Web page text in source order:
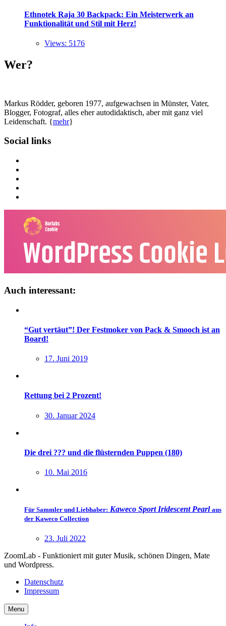
Ethnotek Raja 30 Backpack: Ein Meisterwerk an
Funktionalität und Stil mit Herz!
Views: 5176
Wer?
Markus Rödder, geboren 1977, aufgewachsen in Münster, Vater,
Blogger, Fotograf, alles eher autodidaktisch, aber mit ganz viel
Leidenschaft. {mehr}
Social links
Auch interessant:
“Gut vertäut”! Der Festmoker von Pack & Smooch ist an
Board!
17. Juni 2019
Rettung bei 2 Prozent!
30. Januar 2024
Die drei ??? und die flüsternden Puppen (180)
10. Mai 2016
Für Sammler und Liebhaber: Kaweco Sport Iridescent Pearl aus
der Kaweco Collection
23. Juli 2022
ZoomLab - Funktioniert mit guter Musik, schönen Dingen, Mate
und Wordpress.
Datenschutz
Impressum
Menu